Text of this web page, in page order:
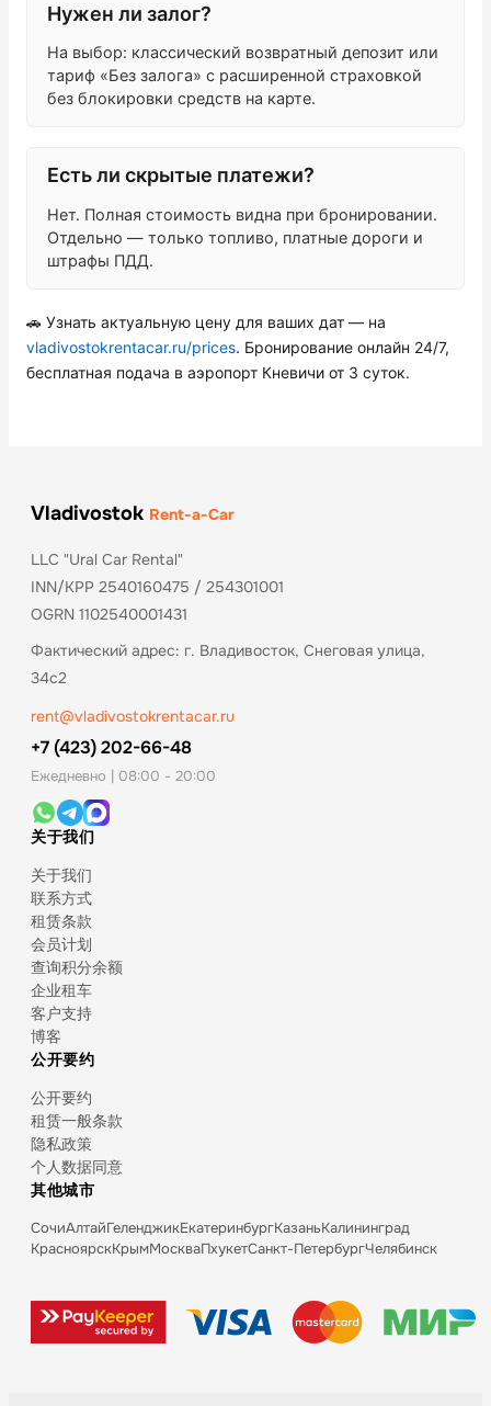
Нужен ли залог?
На выбор: классический возвратный депозит или
тариф «Без залога» с расширенной страховкой
без блокировки средств на карте.
Есть ли скрытые платежи?
Нет. Полная стоимость видна при бронировании.
Отдельно — только топливо, платные дороги и
штрафы ПДД.
🚗 Узнать актуальную цену для ваших дат — на
vladivostokrentacar.ru/prices. Бронирование онлайн 24/7,
бесплатная подача в аэропорт Кневичи от 3 суток.
Vladivostok Rent-a-Car
LLC "Ural Car Rental"
INN/KPP 2540160475 / 254301001
OGRN 1102540001431
Фактический адрес: г. Владивосток, Снеговая улица,
34с2
rent@vladivostokrentacar.ru
+7 (423) 202-66-48
Ежедневно | 08:00 - 20:00
关于我们
关于我们
联系方式
租赁条款
会员计划
查询积分余额
企业租车
客户支持
博客
公开要约
公开要约
租赁一般条款
隐私政策
个人数据同意
其他城市
СочиАлтайГеленджикЕкатеринбургКазаньКалининград
КрасноярскКрымМоскваПхукетСанкт-ПетербургЧелябинск